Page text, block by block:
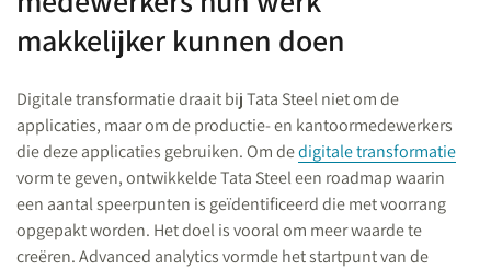
makkelijker kunnen doen
Digitale transformatie draait bij Tata Steel niet om de
applicaties, maar om de productie- en kantoormedewerkers
die deze applicaties gebruiken. Om dedigitale transformatie
vorm te geven, ontwikkelde Tata Steel een roadmap waarin
een aantal speerpunten is geïdentificeerd die met voorrang
opgepakt worden. Het doel is vooral om meer waarde te
creëren. Advanced analytics vormde het startpunt van de